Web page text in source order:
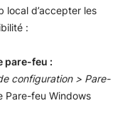
local d’accepter les
:
pare-feu :
configuration > Pare-
Pare-feu Windows